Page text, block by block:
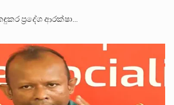
ප්‍රදේශ ආරක්ෂා…